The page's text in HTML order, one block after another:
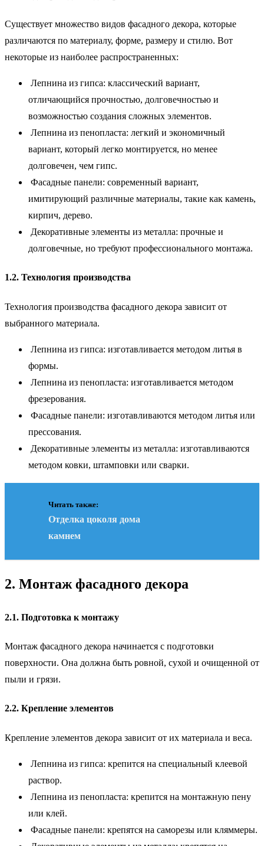
Существует множество видов фасадного декора, которые
различаются по материалу, форме, размеру и стилю. Вот
некоторые из наиболее распространенных:
Лепнина из гипса: классический вариант,
отличающийся прочностью, долговечностью и
возможностью создания сложных элементов.
Лепнина из пенопласта: легкий и экономичный
вариант, который легко монтируется, но менее
долговечен, чем гипс.
Фасадные панели: современный вариант,
имитирующий различные материалы, такие как камень,
кирпич, дерево.
Декоративные элементы из металла: прочные и
долговечные, но требуют профессионального монтажа.
1.2. Технология производства
Технология производства фасадного декора зависит от
выбранного материала.
Лепнина из гипса: изготавливается методом литья в
формы.
Лепнина из пенопласта: изготавливается методом
фрезерования.
Фасадные панели: изготавливаются методом литья или
прессования.
Декоративные элементы из металла: изготавливаются
методом ковки, штамповки или сварки.
Читать также:
Отделка цоколя дома
камнем
2. Монтаж фасадного декора
2.1. Подготовка к монтажу
Монтаж фасадного декора начинается с подготовки
поверхности. Она должна быть ровной, сухой и очищенной от
пыли и грязи.
2.2. Крепление элементов
Крепление элементов декора зависит от их материала и веса.
Лепнина из гипса: крепится на специальный клеевой
раствор.
Лепнина из пенопласта: крепится на монтажную пену
или клей.
Фасадные панели: крепятся на саморезы или кляммеры.